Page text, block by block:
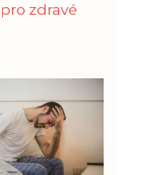
zdravé